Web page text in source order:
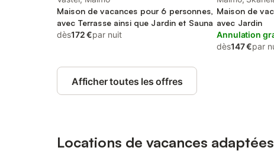
Maison de vacances pour 6 personnes,
avec Terrasse ainsi que Jardin et Sauna
dès172 €par nuit
Maison de
avec Jardin
Annulation
dès147 €par
Afficher toutes les offres
Locations de vacances